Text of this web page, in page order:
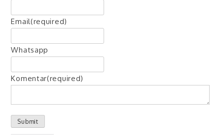
Email(required)
Whatsapp
Komentar(required)
Submit